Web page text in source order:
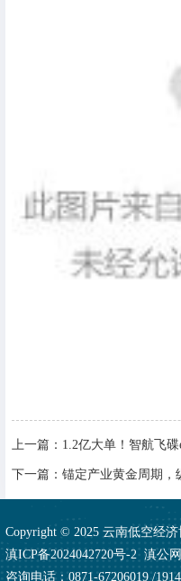
上一篇： 1.2亿大单！智航飞
下一篇：
Copyright © 2025 云南低空经
滇ICP备2024042720号-2滇公网
咨询电话：0871-67206019 /